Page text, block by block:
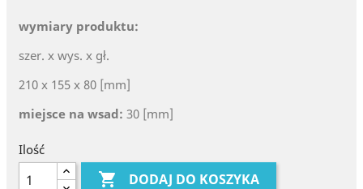
wymiary produktu:
szer. x wys. x gł.
210 x 155 x 80 [mm]
miejsce na wsad: 30 [mm]
Ilość
 DODAJ DO KOSZYKA